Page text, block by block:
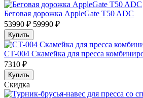
Беговая дорожка AppleGate T50 ADC
53990 ₽ 59990 ₽
Купить
СТ-004 Скамейка для пресса
7310 ₽
Купить
Скидка